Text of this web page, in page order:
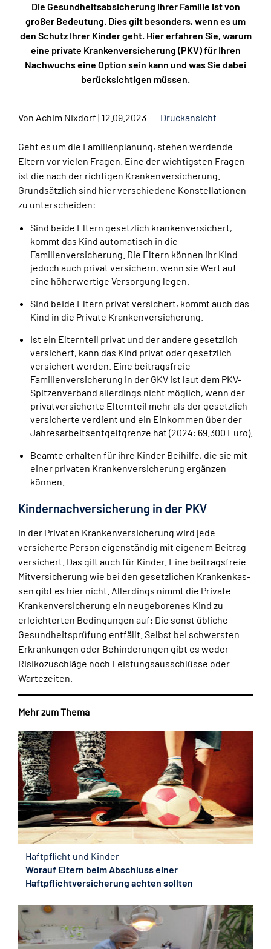
Die Gesundheitsabsicherung Ihrer Familie ist von
großer Bedeutung. Dies gilt besonders, wenn es um
den Schutz Ihrer Kinder geht. Hier erfahren Sie, warum
eine private Krankenversicherung (PKV) für Ihren
Nachwuchs eine Option sein kann und was Sie dabei
berücksichtigen müssen.
Von Achim Nixdorf | 12.09.2023 Druckansicht
Geht es um die Familienplanung, stehen werdende
Eltern vor vielen Fragen. Eine der wichtigsten Fragen
ist die nach der richtigen Krankenversicherung.
Grundsätzlich sind hier verschiedene Konstellationen
zu unterscheiden:
Sind beide Eltern gesetzlich krankenversichert,
kommt das Kind automatisch in die
Familienversicherung. Die Eltern können ihr Kind
jedoch auch privat versichern, wenn sie Wert auf
eine höherwertige Versorgung legen.
Sind beide Eltern privat versichert, kommt auch das
Kind in die Private Krankenversicherung.
Ist ein Elternteil privat und der andere gesetzlich
versichert, kann das Kind privat oder gesetzlich
versichert werden. Eine beitragsfreie
Familienversicherung in der GKV ist laut dem PKV-
Spitzenverband allerdings nicht möglich, wenn der
privatversicherte Elternteil mehr als der gesetzlich
versicherte verdient und ein Einkommen über der
Jahresarbeitsentgeltgrenze hat (2024: 69.300 Euro).
Beamte erhalten für ihre Kinder Beihilfe, die sie mit
einer privaten Krankenversicherung ergänzen
können.
Kindernachversicherung in der PKV
In der Privaten Krankenversicherung wird jede
versicherte Person eigenständig mit eigenem Beitrag
versichert. Das gilt auch für Kinder. Eine beitragsfreie
Mitversicherung wie bei den gesetzlichen Kran­ken­kas­
sen gibt es hier nicht. Allerdings nimmt die Private
Krankenversicherung ein neugeborenes Kind zu
erleichterten Bedingungen auf: Die sonst übliche
Gesundheitsprüfung entfällt. Selbst bei schwersten
Erkrankungen oder Behinderungen gibt es weder
Risikozuschläge noch Leistungsausschlüsse oder
Wartezeiten.
Mehr zum Thema
Haftpflicht und Kinder
Worauf Eltern beim Abschluss einer
Haftpflichtversicherung achten sollten